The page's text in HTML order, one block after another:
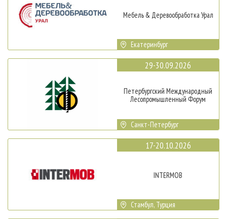
Мебель & Деревообработка Урал
Екатеринбург
29-30.09.2026
Петербургский Международный
Лесопромышленный Форум
Санкт-Петербург
17-20.10.2026
INTERMOB
Стамбул, Турция